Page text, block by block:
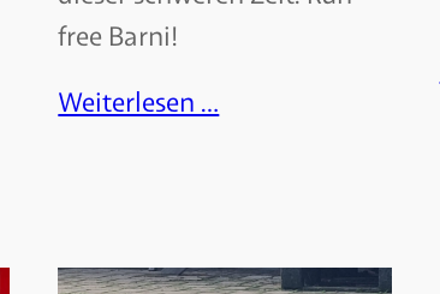
free Barni!
Weiterlesen …